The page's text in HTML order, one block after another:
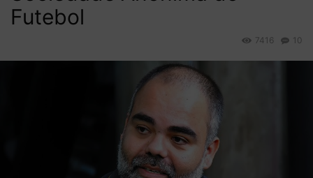
Futebol
10
7416